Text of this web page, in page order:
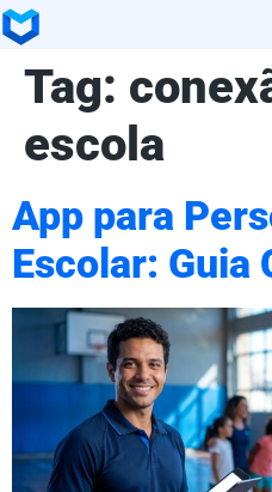
Tag:
escola
App para
Escolar: Guia